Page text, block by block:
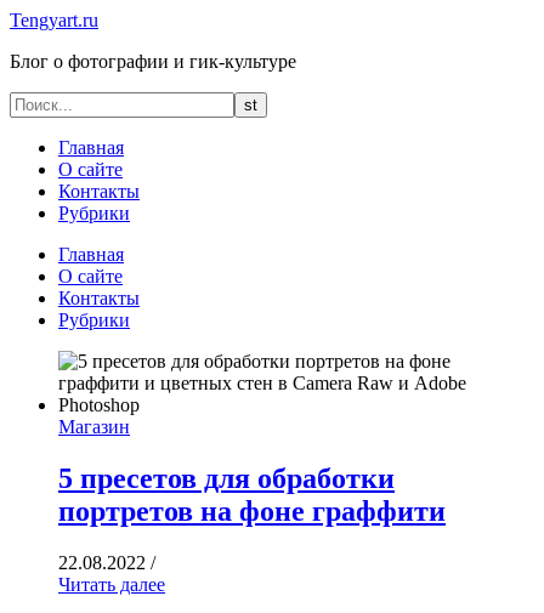
Tengyart.ru
Блог о фотографии и гик-культуре
Главная
О сайте
Контакты
Рубрики
Главная
О сайте
Контакты
Рубрики
Магазин
5 пресетов для обработки
портретов на фоне граффити
22.08.2022 /
Читать далее